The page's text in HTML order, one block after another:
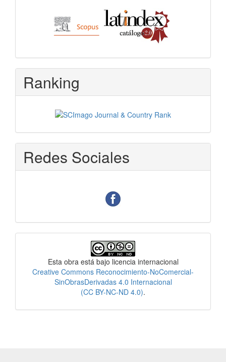
Ranking
Redes Sociales
Esta obra está bajo licencia internacional
Creative Commons Reconocimiento-NoComercial-
SinObrasDerivadas 4.0 Internacional
(CC BY-NC-ND 4.0).